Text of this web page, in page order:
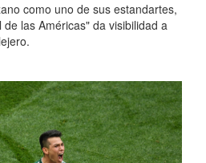
como uno de sus estandartes,
las Américas" da visibilidad a